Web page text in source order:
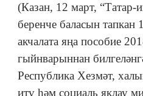
(Казан, 12 март, “Татар-
беренче баласын
акчалата яңа пособие
гыйнварыннан
Республика Хезмәт,
итү һәм социаль яклау